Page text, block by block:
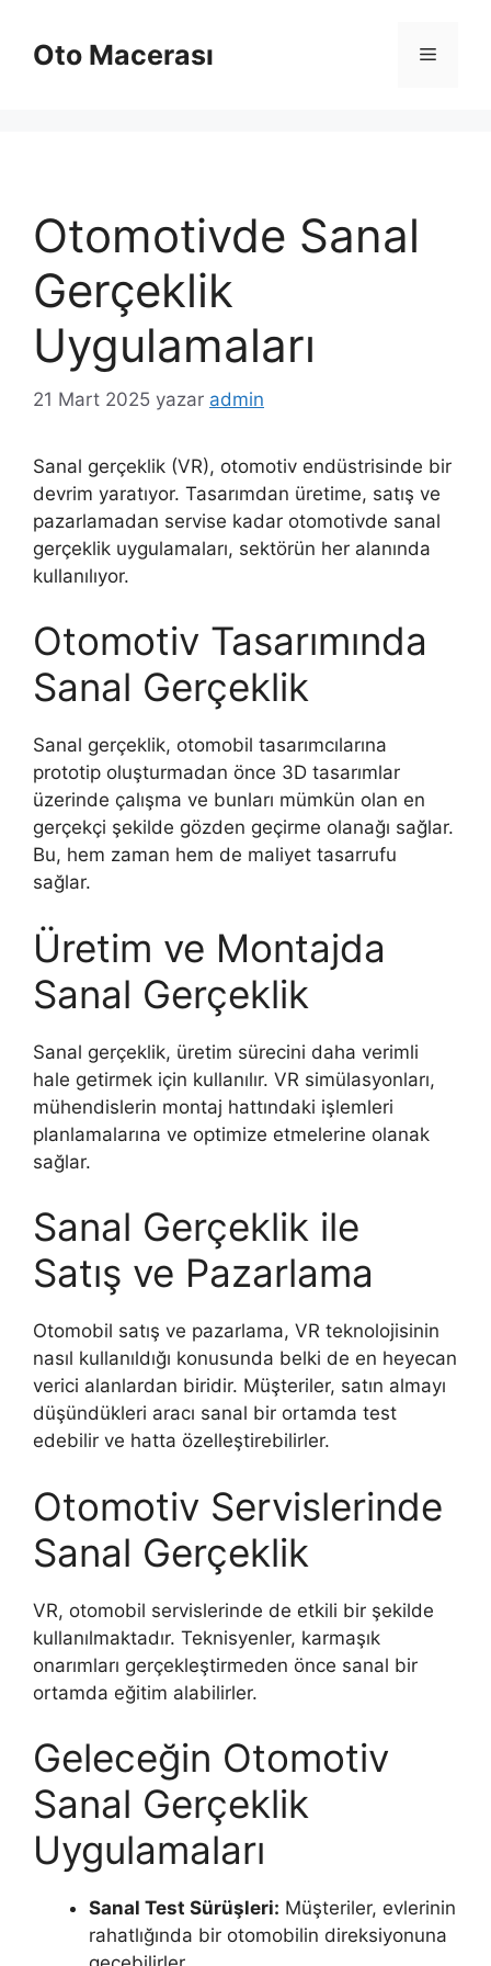
Oto Macerası Menü
Otomotivde Sanal
Gerçeklik
Uygulamaları
21 Mart 2025 yazar admin
Sanal gerçeklik (VR), otomotiv endüstrisinde bir
devrim yaratıyor. Tasarımdan üretime, satış ve
pazarlamadan servise kadar otomotivde sanal
gerçeklik uygulamaları, sektörün her alanında
kullanılıyor.
Otomotiv Tasarımında
Sanal Gerçeklik
Sanal gerçeklik, otomobil tasarımcılarına
prototip oluşturmadan önce 3D tasarımlar
üzerinde çalışma ve bunları mümkün olan en
gerçekçi şekilde gözden geçirme olanağı sağlar.
Bu, hem zaman hem de maliyet tasarrufu
sağlar.
Üretim ve Montajda
Sanal Gerçeklik
Sanal gerçeklik, üretim sürecini daha verimli
hale getirmek için kullanılır. VR simülasyonları,
mühendislerin montaj hattındaki işlemleri
planlamalarına ve optimize etmelerine olanak
sağlar.
Sanal Gerçeklik ile
Satış ve Pazarlama
Otomobil satış ve pazarlama, VR teknolojisinin
nasıl kullanıldığı konusunda belki de en heyecan
verici alanlardan biridir. Müşteriler, satın almayı
düşündükleri aracı sanal bir ortamda test
edebilir ve hatta özelleştirebilirler.
Otomotiv Servislerinde
Sanal Gerçeklik
VR, otomobil servislerinde de etkili bir şekilde
kullanılmaktadır. Teknisyenler, karmaşık
onarımları gerçekleştirmeden önce sanal bir
ortamda eğitim alabilirler.
Geleceğin Otomotiv
Sanal Gerçeklik
Uygulamaları
Sanal Test Sürüşleri: Müşteriler, evlerinin
rahatlığında bir otomobilin direksiyonuna